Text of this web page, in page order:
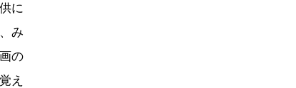
に
み
の
え